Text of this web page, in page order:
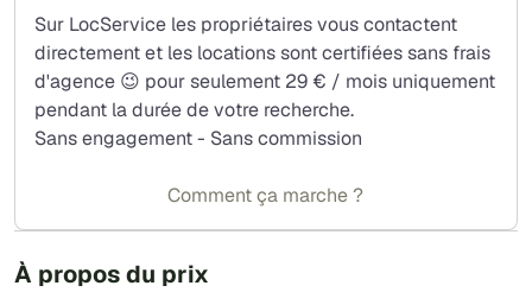
Deux mois de caution demandés.
Pas d'animaux de compagnie. Appartement non-fumeur.
Colocation calme et studieuse pour étudiants.
À propos du prix
Sur LocService les propriétaires vous contactent
directement et les locations sont certifiées sans frais
d'agence 😉 pour seulement 29 € / mois uniquement
pendant la durée de votre recherche.
Sans engagement - Sans commission
Comment ça marche ?